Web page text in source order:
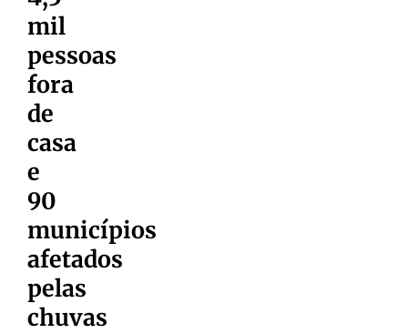
mil
pessoas
fora
de
casa
e
90
municípios
afetados
pelas
chuvas